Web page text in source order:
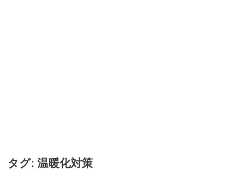
タグ: 温暖化対策